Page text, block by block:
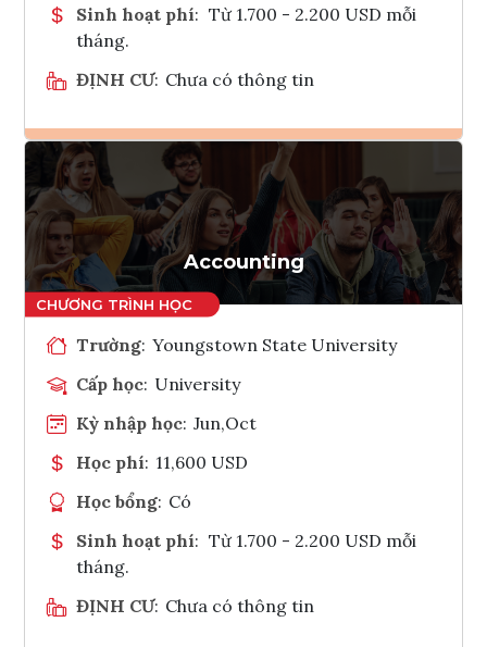
Sinh hoạt phí: Từ 1.700 - 2.200 USD mỗi
tháng.
ĐỊNH CƯ: Chưa có thông tin
Ghi danh
Tham vấn Interlink
Accounting
Trường: Youngstown State University
Cấp học: University
Kỳ nhập học: Jun,Oct
Học phí: 11,600 USD
Học bổng: Có
Sinh hoạt phí: Từ 1.700 - 2.200 USD mỗi
tháng.
ĐỊNH CƯ: Chưa có thông tin